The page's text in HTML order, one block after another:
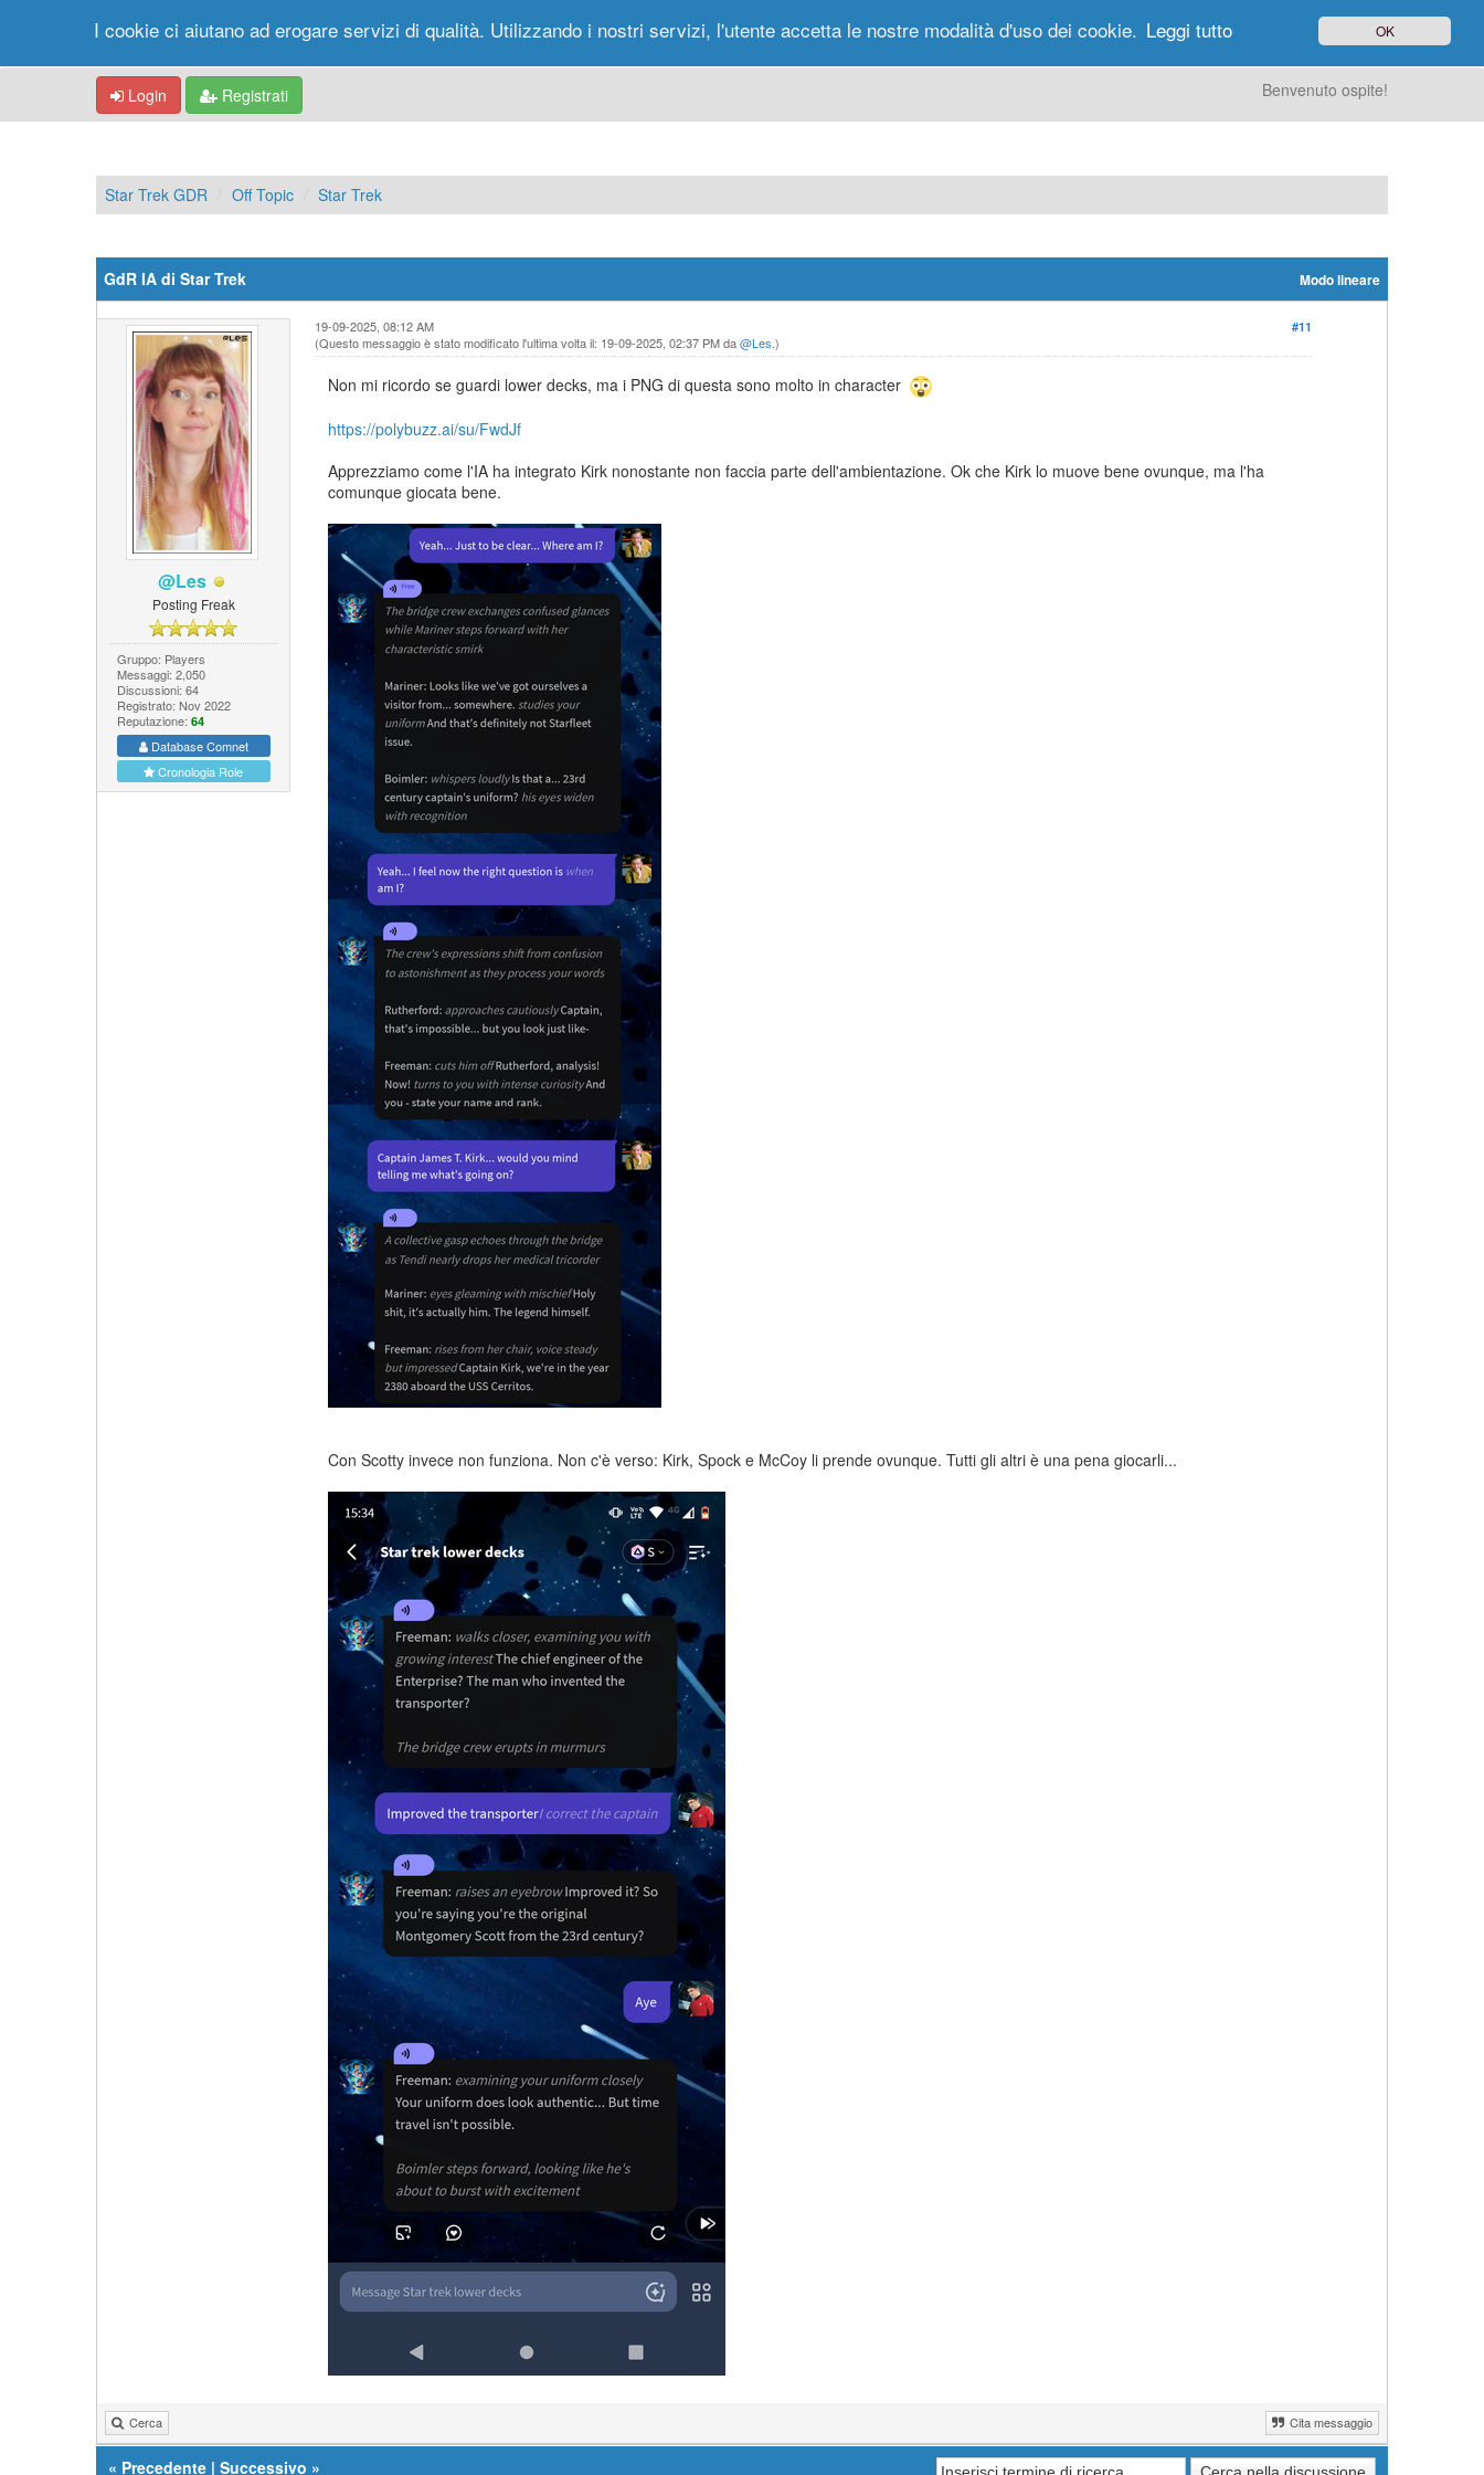
Portale Forum Nuovi Messaggi Messaggi di Oggi Ricerca Utenti
Login Registrati Benvenuto ospite!
Star Trek GDR Off Topic Star Trek
Modo lineare
GdR IA di Star Trek
@Les
Posting Freak
Gruppo: Players
Messaggi: 2,050
Discussioni: 64
Registrato: Nov 2022
Reputazione: 64
Database Comnet
Cronologia Role
#11
19-09-2025, 08:12 AM
(Questo messaggio è stato modificato l'ultima volta il: 19-09-2025, 02:37 PM da@Les .)
Non mi ricordo se guardi lower decks, ma i PNG di questa sono molto in character
https://polybuzz.ai/su/FwdJf
Apprezziamo come l'IA ha integrato Kirk nonostante non faccia parte dell'ambientazione. Ok che Kirk lo muove bene ovunque, ma l'ha
comunque giocata bene.
Con Scotty invece non funziona. Non c'è verso: Kirk, Spock e McCoy li prende ovunque. Tutti gli altri è una pena giocarli...
Cerca Cita messaggio
« Precedente | Successivo »
I cookie ci aiutano ad erogare servizi di qualità. Utilizzando i nostri servizi, l'utente accetta le nostre modalità d'uso dei cookie. Leggi tutto OK